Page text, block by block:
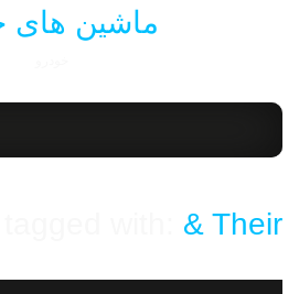
ماشین های
tagged with:& Their